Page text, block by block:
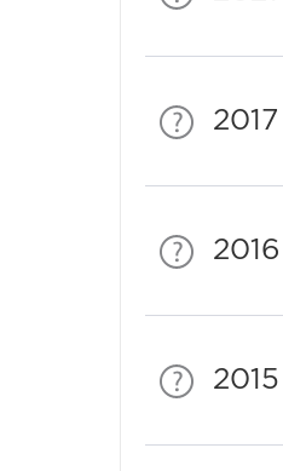
2017
2016
2015